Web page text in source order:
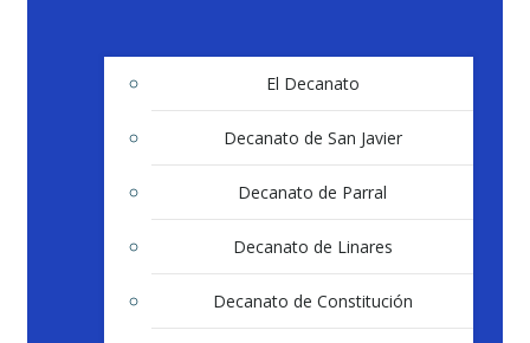
El Decanato
Decanato de San Javier
Decanato de Parral
Decanato de Linares
Decanato de Constitución